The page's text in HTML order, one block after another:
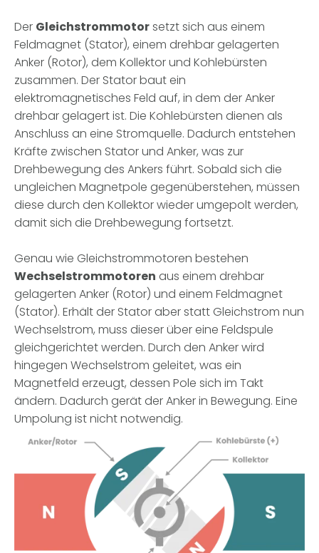
Der Gleichstrommotorsetzt sich aus einem
Feldmagnet (Stator), einem drehbar gelagerten
Anker (Rotor), dem Kollektor und Kohlebürsten
zusammen. Der Stator baut ein
elektromagnetisches Feld auf, in dem der Anker
drehbar gelagert ist. Die Kohlebürsten dienen als
Anschluss an eine Stromquelle. Dadurch entstehen
Kräfte zwischen Stator und Anker, was zur
Drehbewegung des Ankers führt. Sobald sich die
ungleichen Magnetpole gegenüberstehen, müssen
diese durch den Kollektor wieder umgepolt werden,
damit sich die Drehbewegung fortsetzt.
Genau wie Gleichstrommotoren bestehen
Wechselstrommotoren aus einem drehbar
gelagerten Anker (Rotor) und einem Feldmagnet
(Stator). Erhält der Stator aber statt Gleichstrom nun
Wechselstrom, muss dieser über eine Feldspule
gleichgerichtet werden. Durch den Anker wird
hingegen Wechselstrom geleitet, was ein
Magnetfeld erzeugt, dessen Pole sich im Takt
ändern. Dadurch gerät der Anker in Bewegung. Eine
Umpolung ist nicht notwendig.